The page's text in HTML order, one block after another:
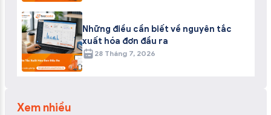
Những điều cần biết về nguyên tắc
xuất hóa đơn đầu ra
28 Tháng 7, 2026
Xem nhiều